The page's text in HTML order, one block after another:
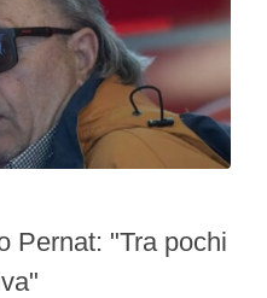
Pernat: "Tra pochi